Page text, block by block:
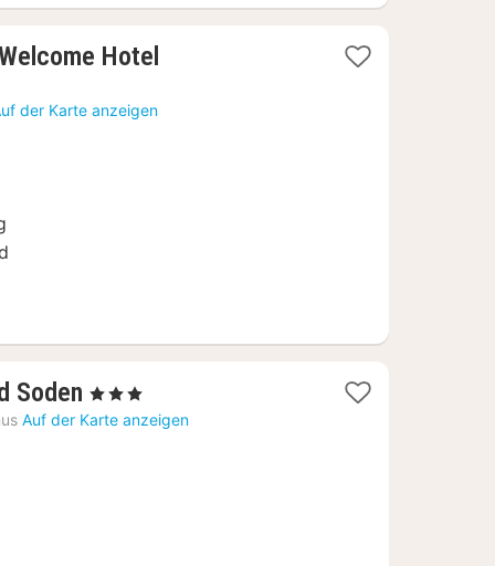
Hotel
der Karte anzeigen
Soden 1
Nacht
, 3 Sterne
Auf der Karte anzeigen